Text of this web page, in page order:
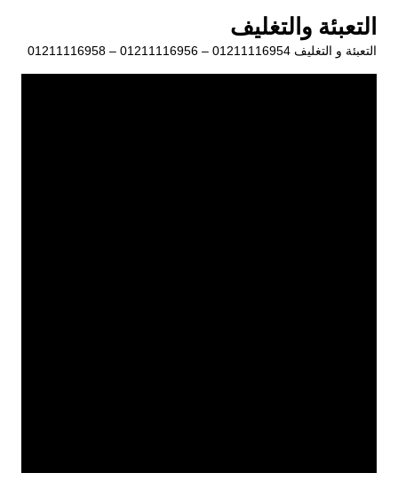
المحتوى
التعبئة والتغليف
التعبئة و التغليف 01211116954 – 01211116956 – 01211116958